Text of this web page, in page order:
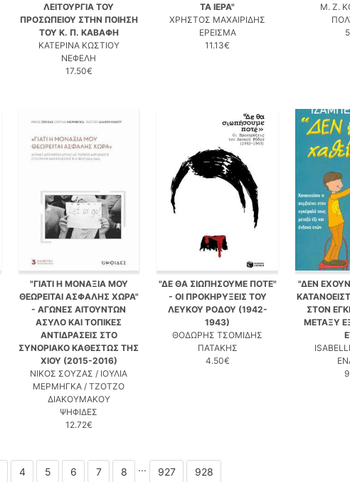
ΛΕΙΤΟΥΡΓΙΑ ΤΟΥ
ΠΡΟΣΩΠΕΙΟΥ ΣΤΗΝ ΠΟΙΗΣΗ
ΤΟΥ Κ. Π. ΚΑΒΑΦΗ
ΚΑΤΕΡΙΝΑ ΚΩΣΤΙΟΥ
ΝΕΦΕΛΗ
17.50€
ΤΑ ΙΕΡΑ"
ΧΡΗΣΤΟΣ ΜΑΧΑΙΡΙΔΗΣ
ΕΡΕΙΣΜΑ
11.13€
Μ. Ζ.
"ΓΙΑΤΙ Η ΜΟΝΑΞΙΑ ΜΟΥ
ΘΕΩΡΕΙΤΑΙ ΑΣΦΑΛΗΣ ΧΩΡΑ"
- ΑΓΩΝΕΣ ΑΙΤΟΥΝΤΩΝ
ΑΣΥΛΟ ΚΑΙ ΤΟΠΙΚΕΣ
ΑΝΤΙΔΡΑΣΕΙΣ ΣΤΟ
ΣΥΝΟΡΙΑΚΟ ΚΑΘΕΣΤΩΣ ΤΗΣ
ΧΙΟΥ (2015-2016)
ΝΙΚΟΣ ΣΟΥΖΑΣ / ΙΟΥΛΙΑ
ΜΕΡΜΗΓΚΑ / ΤΖΟΤΖΟ
ΔΙΑΚΟΥΜΑΚΟΥ
ΨΗΦΙΔΕΣ
12.72€
"ΔΕ ΘΑ ΣΙΩΠΗΣΟΥΜΕ ΠΟΤΕ"
- ΟΙ ΠΡΟΚΗΡΥΞΕΙΣ ΤΟΥ
ΛΕΥΚΟΥ ΡΟΔΟΥ (1942-
1943)
ΘΟΔΩΡΗΣ ΤΣΟΜΙΔΗΣ
ΠΑΤΑΚΗΣ
4.50€
"ΔΕΝ
ΣΤΟΝ
ΜΕΤΑΞΥ
4 5 6 7 8 ... 927 928